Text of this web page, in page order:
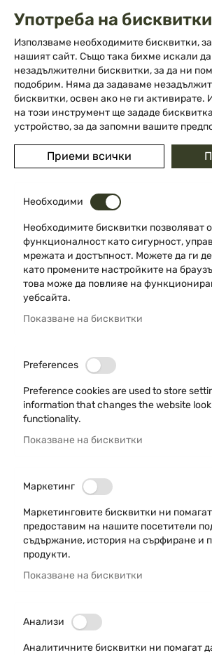
02 983 5014 office@isd-
Прескачане
съдържанието
Начало
Преминете
галерията
изображенията
Употреба на бисквитки
Използваме необходимите бисквитки,
нашият сайт. Също така бихме искали
незадължителни бисквитки, за да ни
подобрим. Няма да задаваме
бисквитки, освен ако не ги активирате.
на този инструмент ще зададе
устройство, за да запомни вашите
Приеми всички
Необходими
Необходимите бисквитки позволяват
функционалност като сигурност,
мрежата и достъпност. Можете да ги
като промените настройките на
това може да повлияе на
уебсайта.
Показване на бисквитки
Preferences
Preference cookies are used to store
information that changes the website
functionality.
Показване на бисквитки
Маркетинг
Маркетинговите бисквитки ни
предоставим на нашите посетители
съдържание, история на сърфиране и
продукти.
Показване на бисквитки
Анализи
Аналитичните бисквитки ни помагат